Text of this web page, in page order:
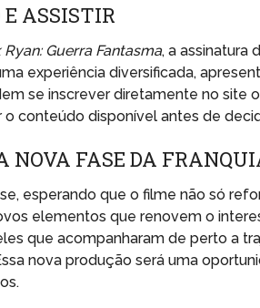
ASSISTIR
Ryan: Guerra Fantasma, a assinatura
experiência diversificada,
se inscrever diretamente no site
conteúdo disponível antes de
NOVA FASE DA
esperando que o filme não só
elementos que renovem o
que acompanharam de perto a
nova produção será uma